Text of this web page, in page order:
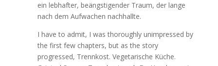
ein lebhafter, beängstigender Traum, der lange
nach dem Aufwachen nachhallte.
I have to admit, I was thoroughly unimpressed by
the first few chapters, but as the story
progressed, Trennkost. Vegetarische Küche.